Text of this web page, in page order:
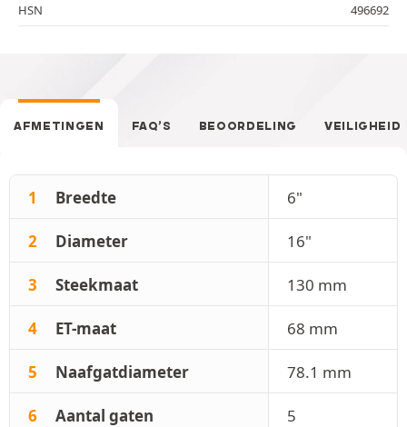
HSN
496692
AFMETINGEN FAQ’S BEOORDELING VEILIGHEID
1 Breedte 6"
2 Diameter 16"
3 Steekmaat 130 mm
4 ET-maat 68 mm
5 Naafgatdiameter 78.1 mm
6 Aantal gaten 5